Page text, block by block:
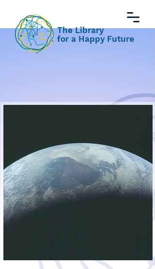
The Library
for a Happy Future